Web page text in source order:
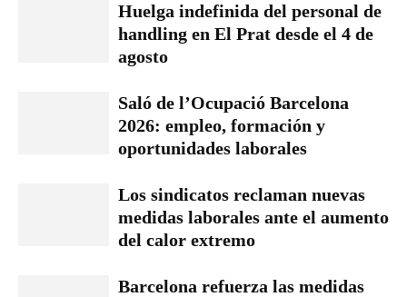
Huelga indefinida del personal de
handling en El Prat desde el 4 de
agosto
Saló de l’Ocupació Barcelona
2026: empleo, formación y
oportunidades laborales
Los sindicatos reclaman nuevas
medidas laborales ante el aumento
del calor extremo
Barcelona refuerza las medidas